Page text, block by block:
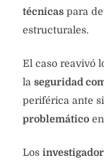
técnicas para
estructurales.
El caso reavivó
la seguridad
periférica ante
problemático
Los